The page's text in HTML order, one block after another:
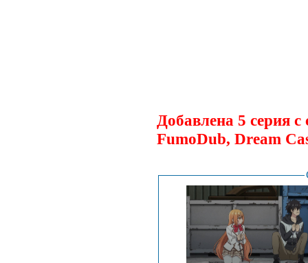
Добавлена 5 серия
FumoDub, Dream